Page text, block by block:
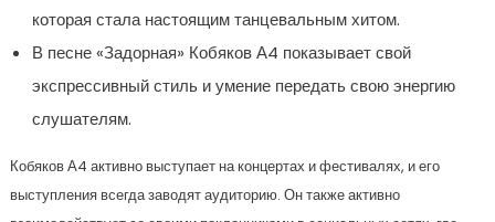
которая стала настоящим танцевальным хитом.
В песне «Задорная» Кобяков А4 показывает свой
экспрессивный стиль и умение передать свою энергию
слушателям.
Кобяков А4 активно выступает на концертах и фестивалях, и его
выступления всегда заводят аудиторию. Он также активно